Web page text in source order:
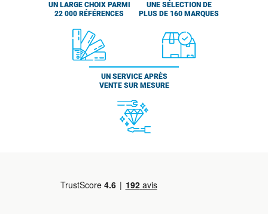
UN LARGE CHOIX PARMI
22 000 RÉFÉRENCES
UNE SÉLECTION DE
PLUS DE 160 MARQUES
UN SERVICE APRÈS
VENTE SUR MESURE